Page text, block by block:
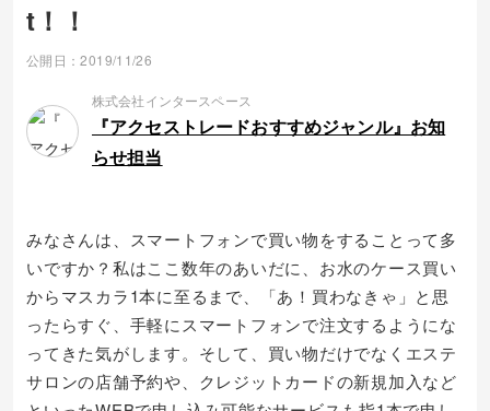
t！！
公開日：2019/11/26
株式会社インタースペース
『アクセストレードおすすめジャンル』お知
らせ担当
みなさんは、スマートフォンで買い物をすることって多
いですか？私はここ数年のあいだに、お水のケース買い
からマスカラ1本に至るまで、「あ！買わなきゃ」と思
ったらすぐ、手軽にスマートフォンで注文するようにな
ってきた気がします。そして、買い物だけでなくエステ
サロンの店舗予約や、クレジットカードの新規加入など